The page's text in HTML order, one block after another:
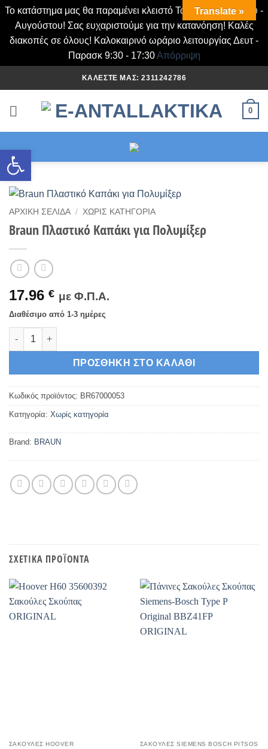
Ανοίξτε τη γραμμή εργαλείων
Το κατάστημα μας θα παραμένει κλειστό Τα Σάββατα Ιουλίου -
Αυγούστου! Σας ευχαριστούμε για την κατανόηση! Καλές
διακοπές σε όλους! Καλοκαιρινό ωράριο λειτουργίας Δευτ -
Παρασκ 9:30 - 17:30Απόρριψη
στο
περιεχόμενο
ΚΑΛΈΣΤΕ ΜΑΣ: 2311242786
0
ΑΡΧΙΚΉ ΣΕΛΊΔΑ / ΧΩΡΊΣ ΚΑΤΗΓΟΡΊΑ
Braun Πλαστικό Καπάκι για Πολυμίξερ
17.96 € με Φ.Π.Α.
Διαθέσιμο από 1-3 ημέρες
Braun Πλαστικό Καπάκι για Πολυμίξερ ποσότητα
ΠΡΟΣΘΉΚΗ ΣΤΟ ΚΑΛΆΘΙ
Κωδικός προϊόντος: BR67000053
Κατηγορία: Χωρίς κατηγορία
Brand: BRAUN
ΣΧΕΤΙΚΆ ΠΡΟΪΌΝΤΑ
ΣΑΚΟΎΛΕΣ HOOVER ΣΑΚΟΎΛΕΣ SIEMENS BOSCH PITSOS
Translate »